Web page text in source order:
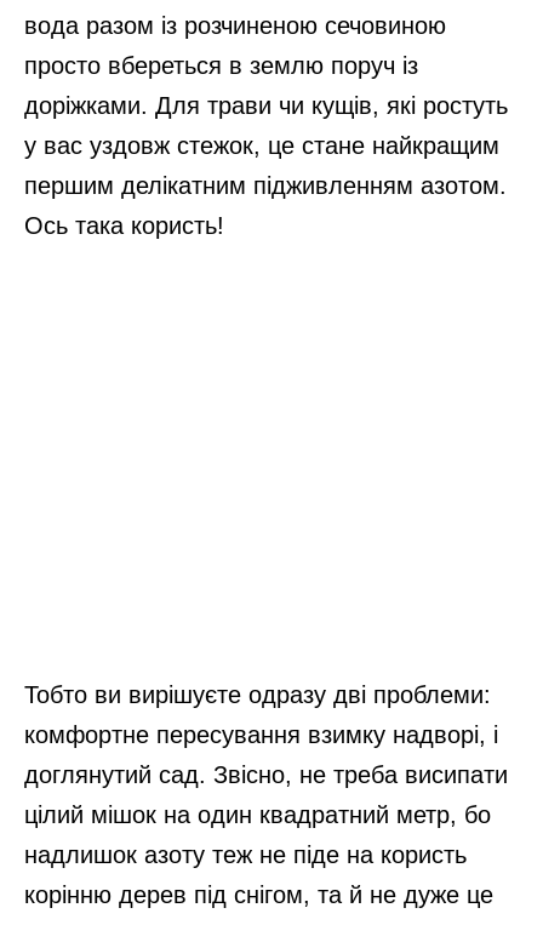
вода разом із розчиненою сечовиною
просто вбереться в землю поруч із
доріжками. Для трави чи кущів, які ростуть
у вас уздовж стежок, це стане найкращим
першим делікатним підживленням азотом.
Ось така користь!
Тобто ви вирішуєте одразу дві проблеми:
комфортне пересування взимку надворі, і
доглянутий сад. Звісно, не треба висипати
цілий мішок на один квадратний метр, бо
надлишок азоту теж не піде на користь
корінню дерев під снігом, та й не дуже це